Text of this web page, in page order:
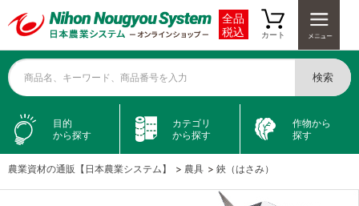
全品
税込
カート
商品名、キーワード、商品番号を入力 検索
目的
から探す
カテゴリ
から探す
作物から
探す
農業資材の通販【日本農業システム】 > 農具 > 鋏（はさみ）